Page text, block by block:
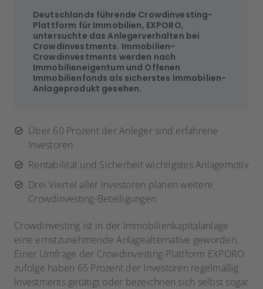
Deutschlands führende Crowdinvesting-
Plattform für Immobilien, EXPORO,
untersuchte das Anlegerverhalten bei
Crowdinvestments. Immobilien-
Crowdinvestments werden nach
Immobilieneigentum und Offenen
Immobilienfonds als sicherstes Immobilien-
Anlageprodukt gesehen.
Über 60 Prozent der Anleger sind erfahrene
Investoren
Rentabilität und Sicherheit wichtigstes Anlagemotiv
Drei Viertel aller Investoren planen weitere
Crowdinvesting-Beteiligungen
Crowdinvesting ist in der Immobilienkapitalanlage
eine ernstzunehmende Anlagealternative geworden.
Einer Umfrage der Crowdinvesting-Plattform EXPORO
zufolge haben 65 Prozent der Investoren regelmäßig
Investments getätigt oder bezeichnen sich selbst sogar